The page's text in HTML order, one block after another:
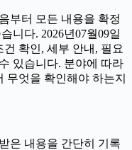
부터 모든 내용을 확정
니다. 2026년07월09일
확인, 세부 안내, 필요
있습니다. 분야에 따라
무엇을 확인해야 하는지
은 내용을 간단히 기록